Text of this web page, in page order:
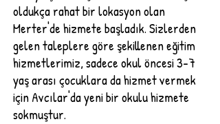
oldukça rahat bir lokasyon olan
Merter'de hizmete başladık. Sizlerden
gelen taleplere göre şekillenen eğitim
hizmetlerimiz, sadece okul öncesi 3-7
yaş arası çocuklara da hizmet vermek
için Avcılar'da yeni bir okulu hizmete
sokmuştur.